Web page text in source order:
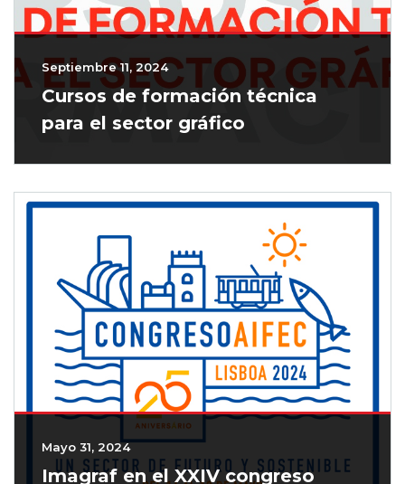
Septiembre 11, 2024
Cursos de formación técnica
para el sector gráfico
Mayo 31, 2024
Imagraf en el XXIV congreso